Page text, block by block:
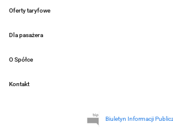
Oferty taryfowe
Dla pasażera
O Spółce
Kontakt
Biuletyn Informacji